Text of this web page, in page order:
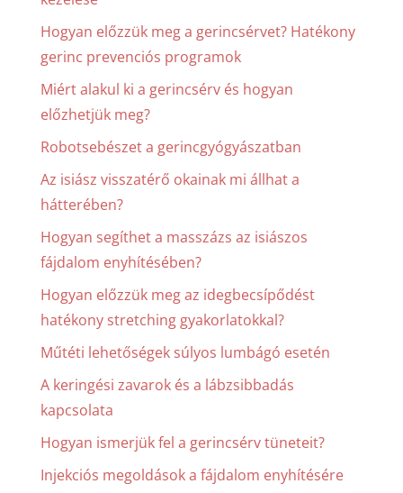
Hogyan előzzük meg a gerincsérvet? Hatékony
gerinc prevenciós programok
Miért alakul ki a gerincsérv és hogyan
előzhetjük meg?
Robotsebészet a gerincgyógyászatban
Az isiász visszatérő okainak mi állhat a
hátterében?
Hogyan segíthet a masszázs az isiászos
fájdalom enyhítésében?
Hogyan előzzük meg az idegbecsípődést
hatékony stretching gyakorlatokkal?
Műtéti lehetőségek súlyos lumbágó esetén
A keringési zavarok és a lábzsibbadás
kapcsolata
Hogyan ismerjük fel a gerincsérv tüneteit?
Injekciós megoldások a fájdalom enyhítésére